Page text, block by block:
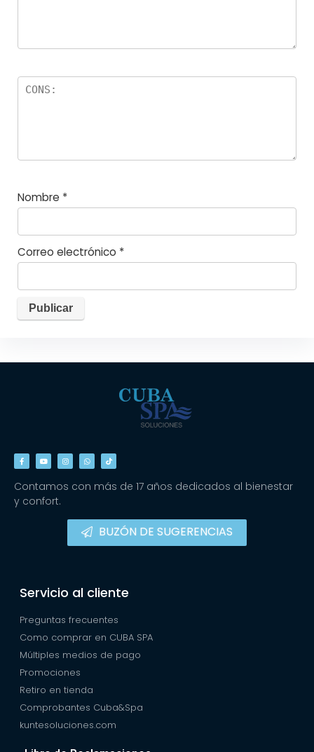
Nombre *
Correo electrónico *
Contamos con más de 17 años dedicados al bienestar
y confort.
BUZÓN DE SUGERENCIAS
Servicio al cliente
Preguntas frecuentes
Como comprar en CUBA SPA
Múltiples medios de pago
Promociones
Retiro en tienda
Comprobantes Cuba&Spa
kuntesoluciones.com